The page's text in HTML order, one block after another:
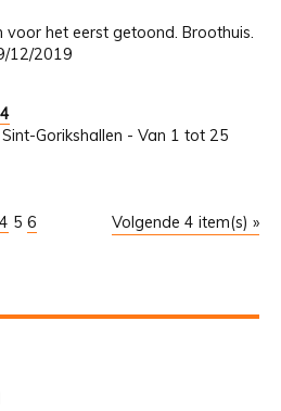
voor het eerst getoond. Broothuis.
12/2019
Gorikshallen - Van 1 tot 25
Volgende 4 item(s) »
4 5 6